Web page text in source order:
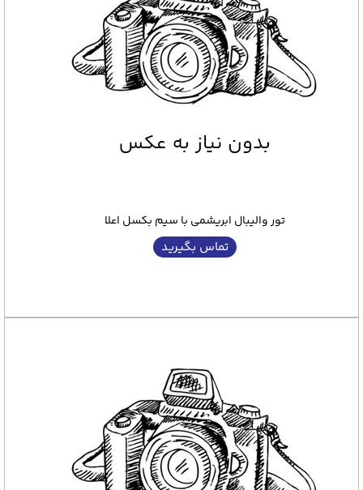
تور والیبال ابریشمی با سیم بکسل اعلا
تماس بگیرید